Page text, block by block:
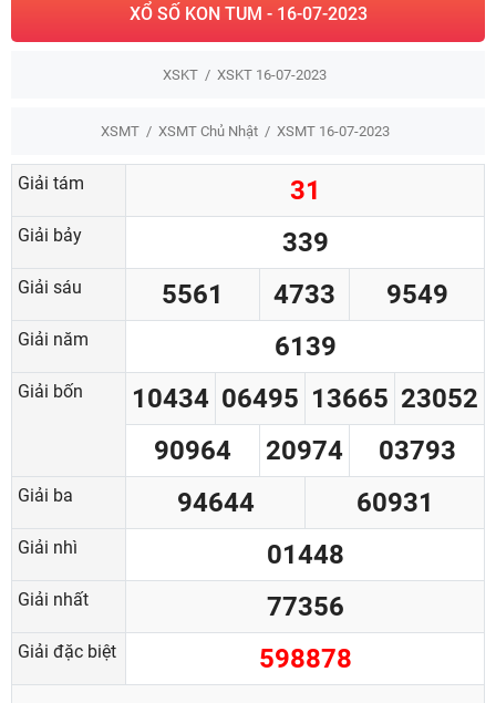
XỔ SỐ KON TUM - 16-07-2023
XSKT XSKT 16-07-2023
XSMT XSMT Chủ Nhật XSMT 16-07-2023
Giải tám 31
Giải bảy 339
Giải sáu 5561 4733 9549
Giải năm 6139
Giải bốn 10434 06495 13665 23052
90964
20974 03793
Giải ba 94644 60931
Giải nhì 01448
Giải nhất 77356
Giải đặc biệt 598878